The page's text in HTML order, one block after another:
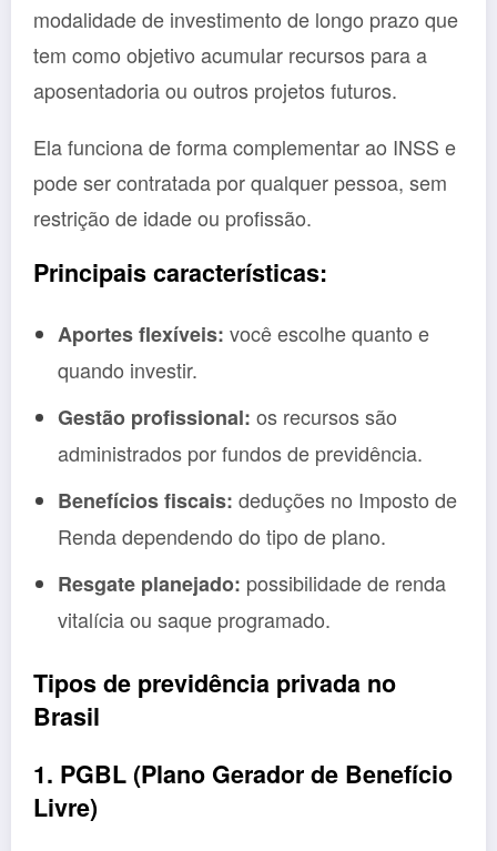
modalidade de investimento de longo prazo que
tem como objetivo acumular recursos para a
aposentadoria ou outros projetos futuros.
Ela funciona de forma complementar ao INSS e
pode ser contratada por qualquer pessoa, sem
restrição de idade ou profissão.
Principais características:
Aportes flexíveis: você escolhe quanto e
quando investir.
Gestão profissional: os recursos são
administrados por fundos de previdência.
Benefícios fiscais: deduções no Imposto de
Renda dependendo do tipo de plano.
Resgate planejado: possibilidade de renda
vitalícia ou saque programado.
Tipos de previdência privada no
Brasil
1. PGBL (Plano Gerador de Benefício
Livre)